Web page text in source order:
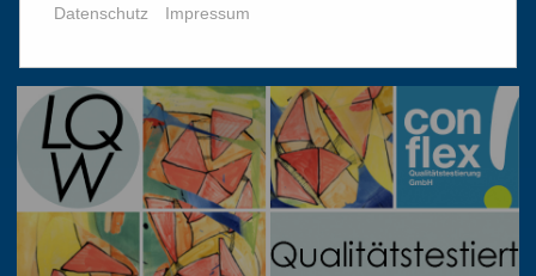
01/51 552-3320
Datenschutz Impressum